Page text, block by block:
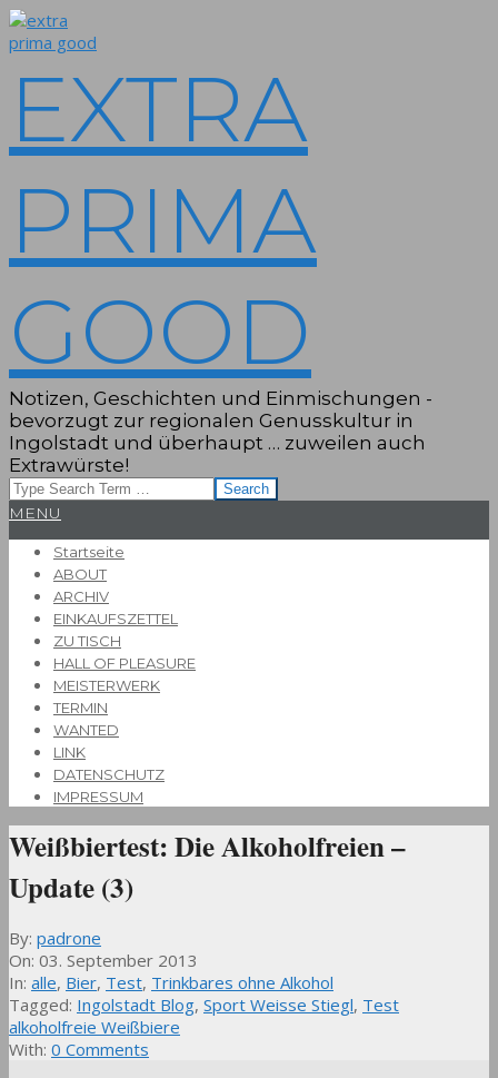
Skip
to
EXTRA
PRIMA
GOOD
Notizen, Geschichten und Einmischungen -
bevorzugt zur regionalen Genusskultur in
Ingolstadt und überhaupt … zuweilen auch
Extrawürste!
Search
Primary
Menu
MENU
Startseite
ABOUT
ARCHIV
EINKAUFSZETTEL
ZU TISCH
HALL OF PLEASURE
MEISTERWERK
TERMIN
WANTED
LINK
DATENSCHUTZ
IMPRESSUM
Weißbiertest: Die Alkoholfreien –
Update (3)
By: padrone
On: 03. September 2013
In: alle, Bier, Test, Trinkbares ohne Alkohol
Tagged: Ingolstadt Blog, Sport Weisse Stiegl, Test
alkoholfreie Weißbiere
With: 0 Comments